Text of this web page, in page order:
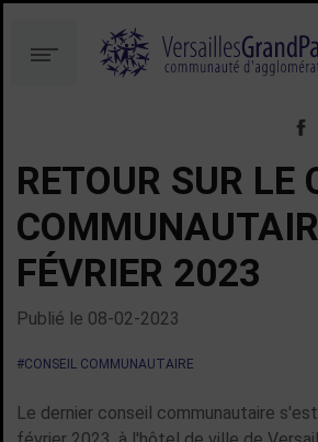
au
contenu
à
Menu
RETOUR SUR LE
FÉVRIER 2023
Publié le 08-02-2023
#CONSEIL COMMUNAUTAIRE
Le dernier conseil communautaire